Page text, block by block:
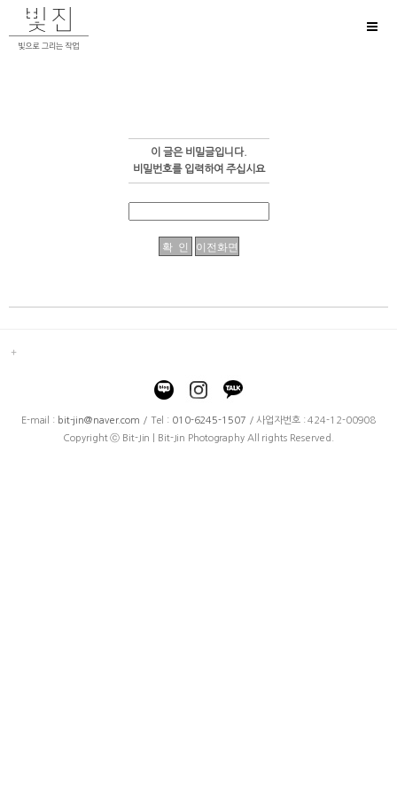
이 글은 비밀글입니다.
비밀번호를 입력하여 주십시요
E-mail : bit-jin@naver.com / Tel : 010-6245-1507 / 사업자번호 : 424-12-00908
Copyright ⓒ Bit-Jin | Bit-Jin Photography All rights Reserved.